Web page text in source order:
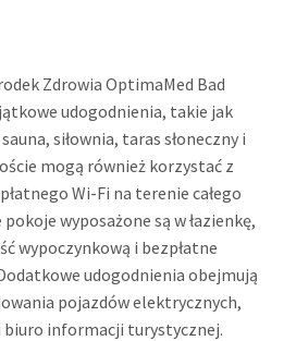
Zdrowia OptimaMed Bad
udogodnienia, takie jak
siłownia, taras słoneczny i
mogą również korzystać z
Wi-Fi na terenie całego
wyposażone są w łazienkę,
wypoczynkową i bezpłatne
udogodnienia obejmują
pojazdów elektrycznych,
biuro informacji turystycznej.